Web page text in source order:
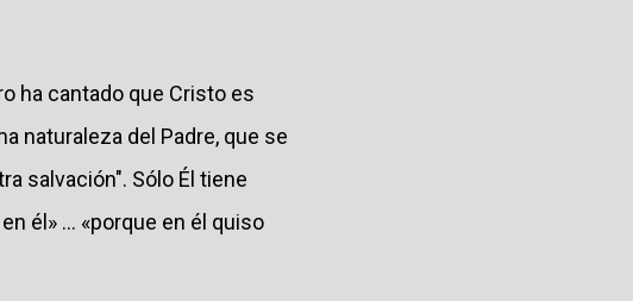
ha cantado que Cristo es
naturaleza del Padre, que se
salvación". Sólo Él tiene
él» ... «porque en él quiso